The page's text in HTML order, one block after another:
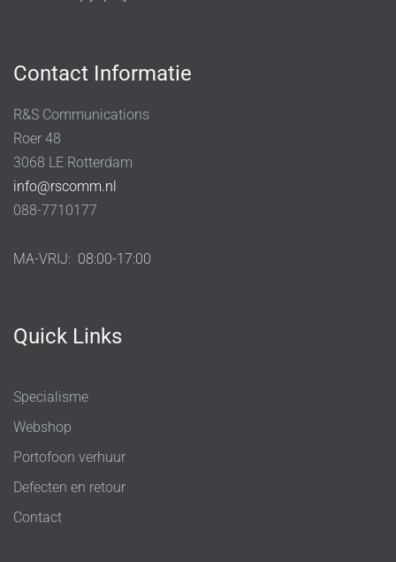
Contact Informatie
R&S Communications
Roer 48
3068 LE Rotterdam
info@rscomm.nl
088-7710177
MA-VRIJ: 08:00-17:00
Quick Links
Specialisme
Webshop
Portofoon verhuur
Defecten en retour
Contact